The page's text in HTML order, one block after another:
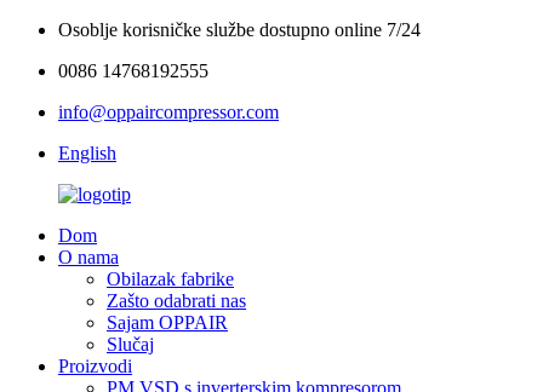
Osoblje korisničke službe dostupno online 7/24
0086 14768192555
info@oppaircompressor.com
English
Dom
O nama
Obilazak fabrike
Zašto odabrati nas
Sajam OPPAIR
Slučaj
Proizvodi
PM VSD s inverterskim kompresorom